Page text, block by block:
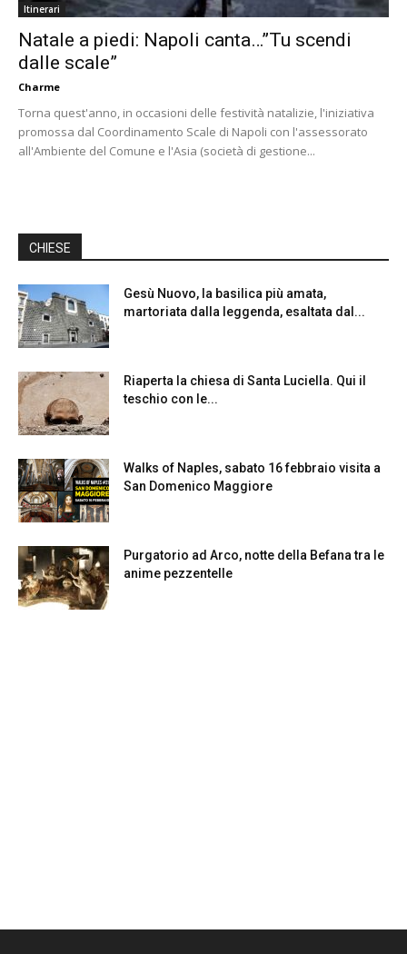
Itinerari
Natale a piedi: Napoli canta…”Tu scendi
dalle scale”
Charme
Torna quest'anno, in occasioni delle festività natalizie, l'iniziativa
promossa dal Coordinamento Scale di Napoli con l'assessorato
all'Ambiente del Comune e l'Asia (società di gestione...
CHIESE
Gesù Nuovo, la basilica più amata,
martoriata dalla leggenda, esaltata dal...
Riaperta la chiesa di Santa Luciella. Qui il
teschio con le...
Walks of Naples, sabato 16 febbraio visita a
San Domenico Maggiore
Purgatorio ad Arco, notte della Befana tra le
anime pezzentelle